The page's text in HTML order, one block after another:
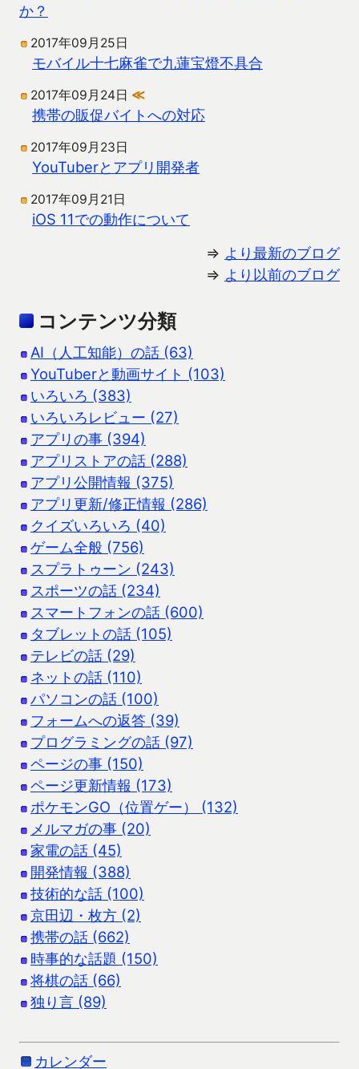
か？
2017年09月25日
モバイル十七麻雀で九蓮宝燈不具合
2017年09月24日 ≪
携帯の販促バイトへの対応
2017年09月23日
YouTuberとアプリ開発者
2017年09月21日
iOS 11での動作について
⇒ より最新のブログ
⇒ より以前のブログ
コンテンツ分類
AI（人工知能）の話 (63)
YouTuberと動画サイト (103)
いろいろ (383)
いろいろレビュー (27)
アプリの事 (394)
アプリストアの話 (288)
アプリ公開情報 (375)
アプリ更新/修正情報 (286)
クイズいろいろ (40)
ゲーム全般 (756)
スプラトゥーン (243)
スポーツの話 (234)
スマートフォンの話 (600)
タブレットの話 (105)
テレビの話 (29)
ネットの話 (110)
パソコンの話 (100)
フォームへの返答 (39)
プログラミングの話 (97)
ページの事 (150)
ページ更新情報 (173)
ポケモンGO（位置ゲー） (132)
メルマガの事 (20)
家電の話 (45)
開発情報 (388)
技術的な話 (100)
京田辺・枚方 (2)
携帯の話 (662)
時事的な話題 (150)
将棋の話 (66)
独り言 (89)
カレンダー